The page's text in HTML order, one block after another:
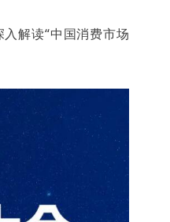
解读“中国消费市场